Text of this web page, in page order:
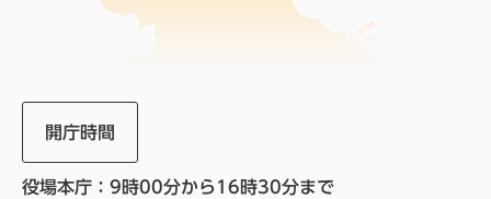
開庁時間
役場本庁：9時00分から16時30分まで